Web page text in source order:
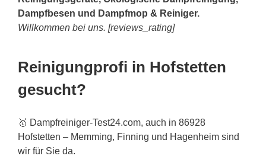
Dampfbesen und Dampfmop & Reiniger.
Willkommen bei uns. [reviews_rating]
Reinigungprofi in Hofstetten
gesucht?
🥇 Dampfreiniger-Test24.com, auch in 86928
Hofstetten – Memming, Finning und Hagenheim sind
wir für Sie da.